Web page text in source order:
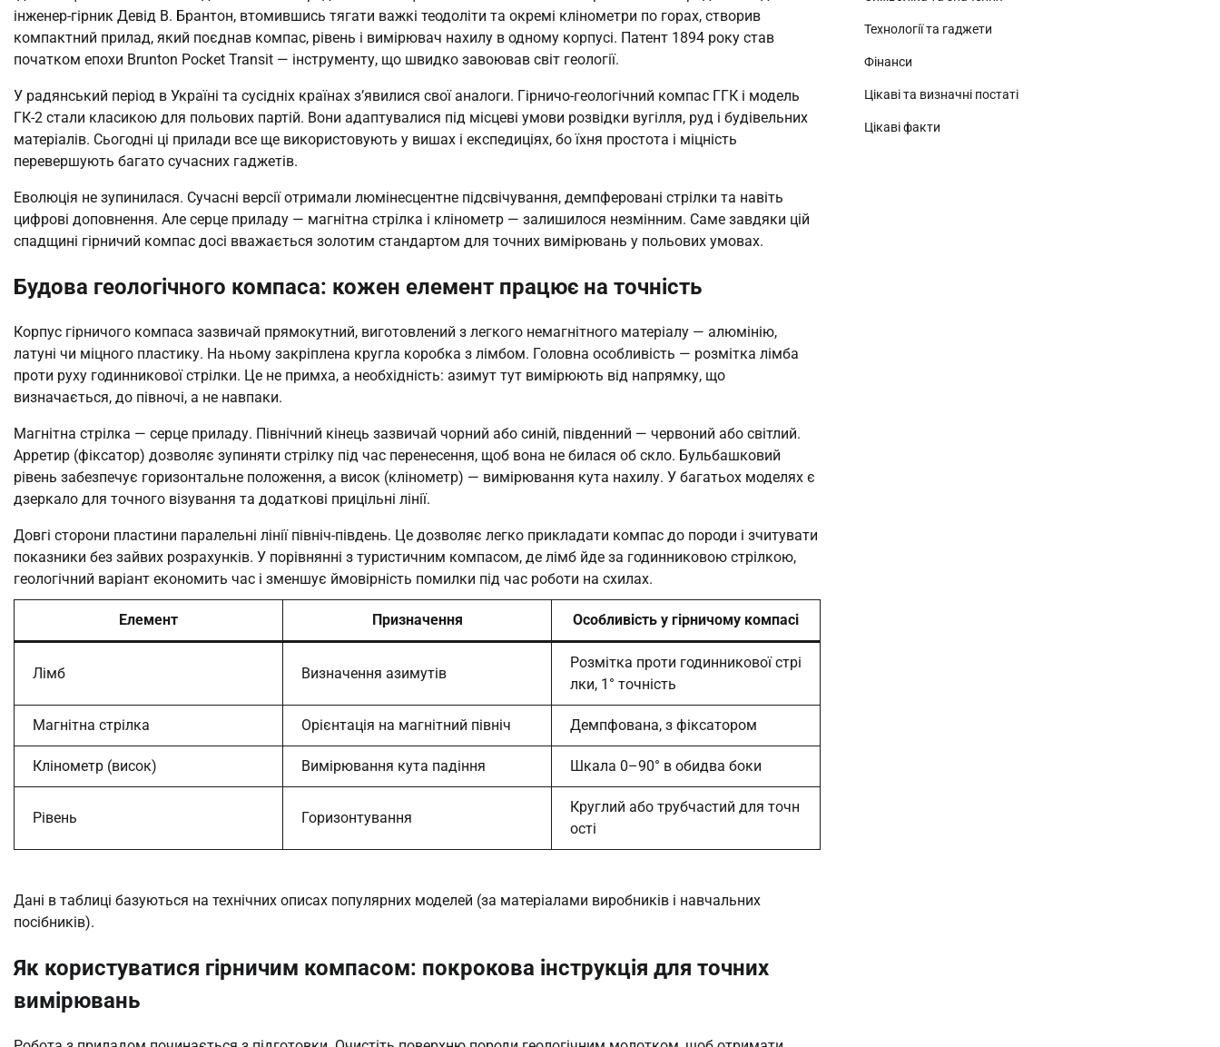
інженер-гірник Девід В. Брантон, втомившись тягати важкі теодоліти та окремі клінометри по горах, створив
компактний прилад, який поєднав компас, рівень і вимірювач нахилу в одному корпусі. Патент 1894 року став
початком епохи Brunton Pocket Transit — інструменту, що швидко завоював світ геології.
У радянський період в Україні та сусідніх країнах з’явилися свої аналоги. Гірничо-геологічний компас ГГК і модель
ГК-2 стали класикою для польових партій. Вони адаптувалися під місцеві умови розвідки вугілля, руд і будівельних
матеріалів. Сьогодні ці прилади все ще використовують у вишах і експедиціях, бо їхня простота і міцність
перевершують багато сучасних гаджетів.
Еволюція не зупинилася. Сучасні версії отримали люмінесцентне підсвічування, демпферовані стрілки та навіть
цифрові доповнення. Але серце приладу — магнітна стрілка і клінометр — залишилося незмінним. Саме завдяки цій
спадщині гірничий компас досі вважається золотим стандартом для точних вимірювань у польових умовах.
Будова геологічного компаса: кожен елемент працює на точність
Корпус гірничого компаса зазвичай прямокутний, виготовлений з легкого немагнітного матеріалу — алюмінію,
латуні чи міцного пластику. На ньому закріплена кругла коробка з лімбом. Головна особливість — розмітка лімба
проти руху годинникової стрілки. Це не примха, а необхідність: азимут тут вимірюють від напрямку, що
визначається, до півночі, а не навпаки.
Магнітна стрілка — серце приладу. Північний кінець зазвичай чорний або синій, південний — червоний або світлий.
Арретир (фіксатор) дозволяє зупиняти стрілку під час перенесення, щоб вона не билася об скло. Бульбашковий
рівень забезпечує горизонтальне положення, а висок (клінометр) — вимірювання кута нахилу. У багатьох моделях є
дзеркало для точного візування та додаткові прицільні лінії.
Довгі сторони пластини паралельні лінії північ-південь. Це дозволяє легко прикладати компас до породи і зчитувати
показники без зайвих розрахунків. У порівнянні з туристичним компасом, де лімб йде за годинниковою стрілкою,
геологічний варіант економить час і зменшує ймовірність помилки під час роботи на схилах.
Елемент Призначення Особливість у гірничому компасі
Лімб Визначення азимутів
Розмітка проти годинникової стрі
лки, 1° точність
Магнітна стрілка Орієнтація на магнітний північ Демпфована, з фіксатором
Клінометр (висок) Вимірювання кута падіння Шкала 0–90° в обидва боки
Рівень Горизонтування
Круглий або трубчастий для точн
ості
Дані в таблиці базуються на технічних описах популярних моделей (за матеріалами виробників і навчальних
посібників).
Як користуватися гірничим компасом: покрокова інструкція для точних
вимірювань
Технології та гаджети
Фінанси
Цікаві та визначні постаті
Цікаві факти